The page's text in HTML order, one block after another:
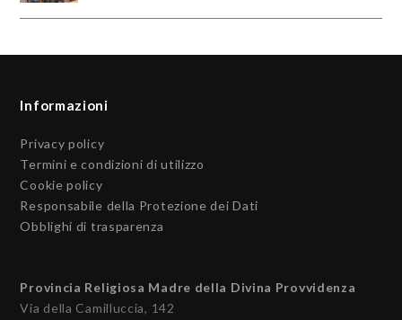
Informazioni
Privacy policy
Termini e condizioni di utilizzo
Cookie policy
Responsabile della Protezione dei Dati
Obblighi di trasparenza
Provincia Religiosa Madre della Divina Provvidenza
Via della Camilluccia, 142